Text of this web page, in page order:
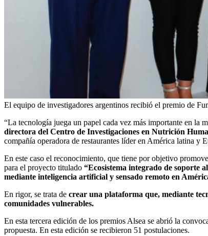
El equipo de investigadores argentinos recibió el premio de
“La tecnología juega un papel cada vez más importante en la
directora del Centro de Investigaciones en Nutrición
compañía operadora de restaurantes líder en América latina
En este caso el reconocimiento, que tiene por objetivo
para el proyecto titulado “Ecosistema integrado de soporte
mediante inteligencia artificial y sensado remoto en
En rigor, se trata de crear una plataforma que, mediante
comunidades vulnerables.
En esta tercera edición de los premios Alsea se abrió la
propuesta. En esta edición se recibieron 51 postulaciones.